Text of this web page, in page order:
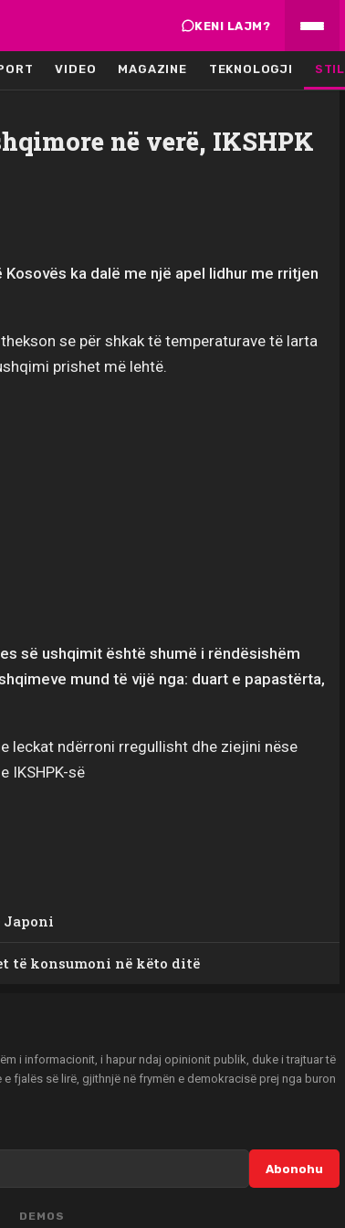
KENI LAJM?
VIDEO MAGAZINE TEKNOLOGJI STIL
në verë, IKSHPK
ka dalë me një apel lidhur me rritjen
se për shkak të temperaturave të larta
prishet më lehtë.
së ushqimit është shumë i rëndësishëm
mund të vijë nga: duart e papastërta,
leckat ndërroni rregullisht dhe ziejini nëse
IKSHPK-së
Japoni
të konsumoni në këto ditë
i informacionit, i hapur ndaj opinionit publik, duke i trajtuar të
fjalës së lirë, gjithnjë në frymën e demokracisë prej nga buron
Abonohu
DEMOS